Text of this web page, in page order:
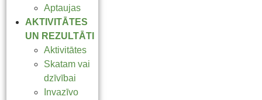
Aptaujas
AKTIVITĀTES
UN REZULTĀTI
Aktivitātes
Skatam vai
dzīvībai
Invazīvo